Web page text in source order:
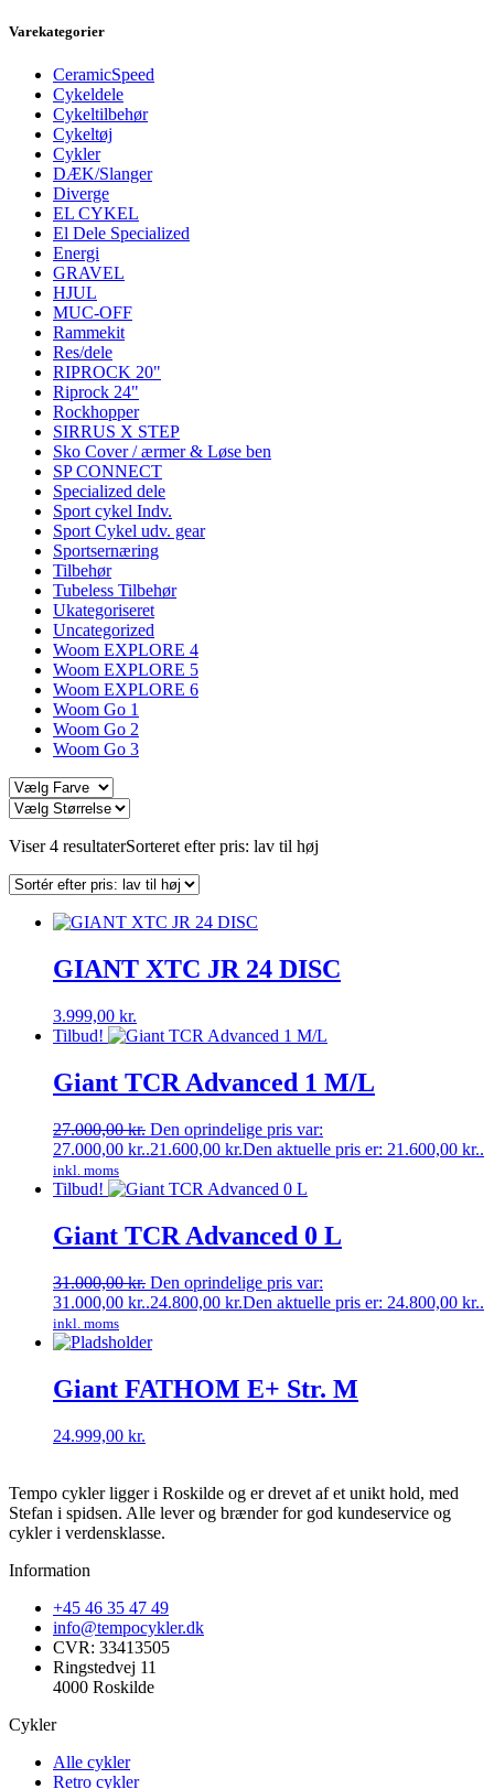
Varekategorier
CeramicSpeed
Cykeldele
Cykeltilbehør
Cykeltøj
Cykler
DÆK/Slanger
Diverge
EL CYKEL
El Dele Specialized
Energi
GRAVEL
HJUL
MUC-OFF
Rammekit
Res/dele
RIPROCK 20"
Riprock 24"
Rockhopper
SIRRUS X STEP
Sko Cover / ærmer & Løse ben
SP CONNECT
Specialized dele
Sport cykel Indv.
Sport Cykel udv. gear
Sportsernæring
Tilbehør
Tubeless Tilbehør
Ukategoriseret
Uncategorized
Woom EXPLORE 4
Woom EXPLORE 5
Woom EXPLORE 6
Woom Go 1
Woom Go 2
Woom Go 3
Viser 4 resultaterSorteret efter pris: lav til høj
GIANT XTC JR 24 DISC
3.999,00 kr.
Tilbud!
Giant TCR Advanced 1 M/L
27.000,00kr. Den oprindelige pris var:
27.000,00 kr..21.600,00 kr.Den aktuelle pris er: 21.600,00 kr..
inkl. moms
Tilbud!
Giant TCR Advanced 0 L
31.000,00kr. Den oprindelige pris var:
31.000,00 kr..24.800,00 kr.Den aktuelle pris er: 24.800,00 kr..
inkl. moms
Giant FATHOM E+ Str. M
24.999,00 kr.
Tempo cykler ligger i Roskilde og er drevet af et unikt hold, med
Stefan i spidsen. Alle lever og brænder for god kundeservice og
cykler i verdensklasse.
Information
+45 46 35 47 49
info@tempocykler.dk
CVR: 33413505
Ringstedvej 11
4000 Roskilde
Cykler
Alle cykler
Retro cykler